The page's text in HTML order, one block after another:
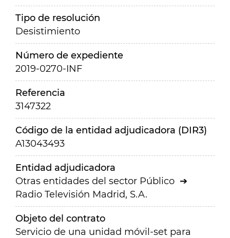
Tipo de resolución
Desistimiento
Número de expediente
2019-0270-INF
Referencia
3147322
Código de la entidad adjudicadora (DIR3)
A13043493
Entidad adjudicadora
Otras entidades del sector Público
Radio Televisión Madrid, S.A.
Objeto del contrato
Servicio de una unidad móvil-set para